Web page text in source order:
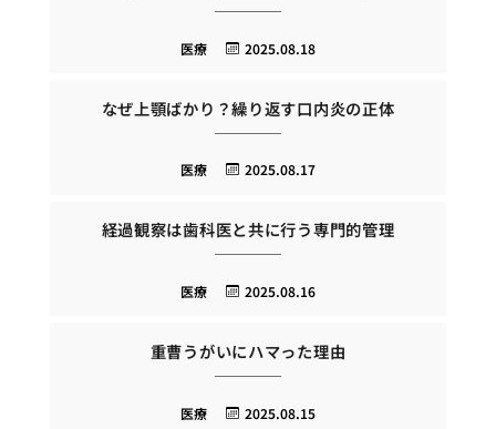
2025.08.18
医療
なぜ上顎ばかり？繰り返す口内炎の正体
2025.08.17
医療
経過観察は歯科医と共に行う専門的管理
2025.08.16
医療
重曹うがいにハマった理由
2025.08.15
医療